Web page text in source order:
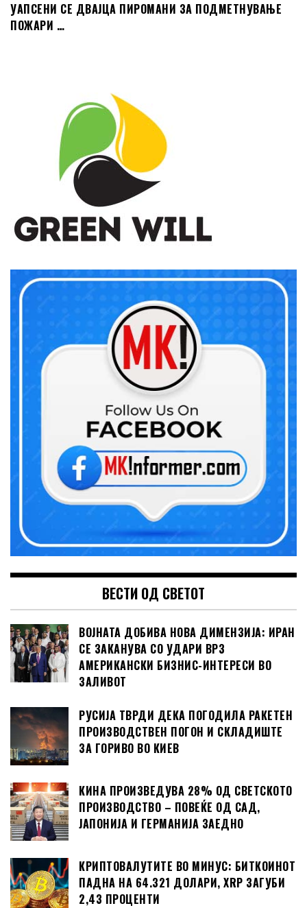
УАПСЕНИ СЕ ДВАЈЦА ПИРОМАНИ ЗА ПОДМЕТНУВАЊЕ
ПОЖАРИ …
ВЕСТИ ОД СВЕТОТ
ВОЈНАТА ДОБИВА НОВА ДИМЕНЗИЈА: ИРАН
СЕ ЗАКАНУВА СО УДАРИ ВРЗ
АМЕРИКАНСКИ БИЗНИС-ИНТЕРЕСИ ВО
ЗАЛИВОТ
РУСИЈА ТВРДИ ДЕКА ПОГОДИЛА РАКЕТЕН
ПРОИЗВОДСТВЕН ПОГОН И СКЛАДИШТЕ
ЗА ГОРИВО ВО КИЕВ
КИНА ПРОИЗВЕДУВА 28% ОД СВЕТСКОТО
ПРОИЗВОДСТВО – ПОВЕЌЕ ОД САД,
ЈАПОНИЈА И ГЕРМАНИЈА ЗАЕДНО
КРИПТОВАЛУТИТЕ ВО МИНУС: БИТКОИНОТ
ПАДНА НА 64.321 ДОЛАРИ, XRP ЗАГУБИ
2,43 ПРОЦЕНТИ